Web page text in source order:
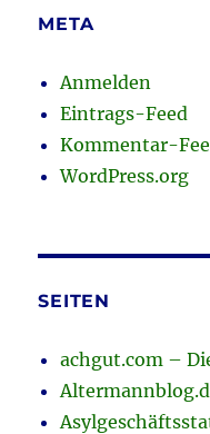
META
Anmelden
Eintrags-Feed
Kommentar-
WordPress.org
SEITEN
achgut.com –